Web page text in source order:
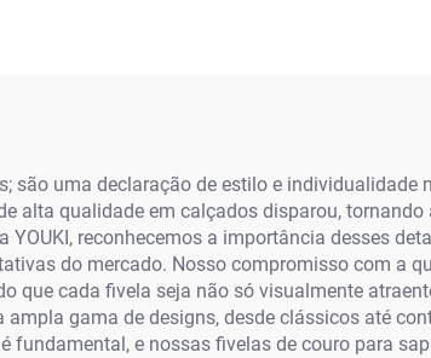
uma declaração de estilo e individualidade
alta qualidade em calçados disparou,
reconhecemos a importância desses
do mercado. Nosso compromisso com a
cada fivela seja não só visualmente
gama de designs, desde clássicos até
e nossas fivelas de couro para